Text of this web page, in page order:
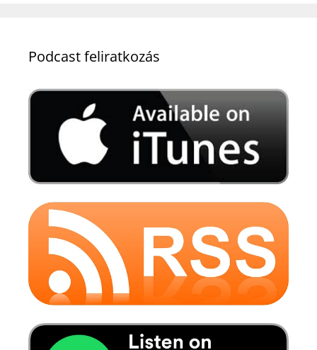
Podcast feliratkozás